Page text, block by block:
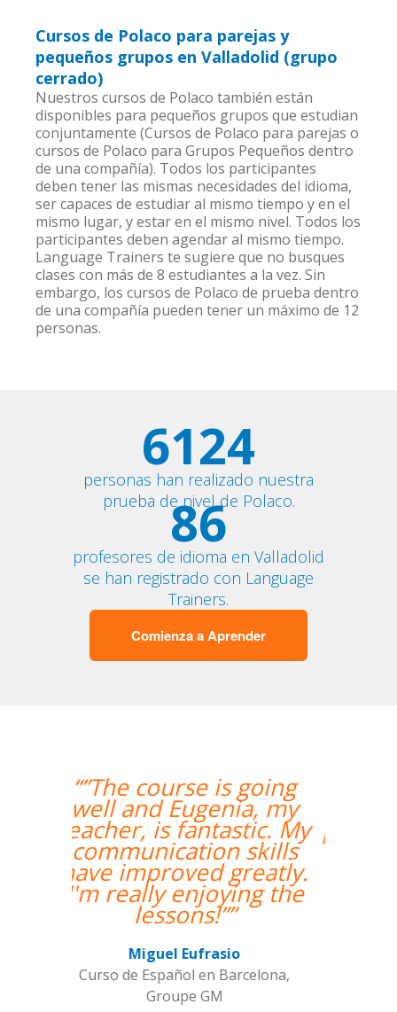
Cursos de Polaco para parejas y
pequeños grupos en Valladolid (grupo
cerrado)
Nuestros cursos de Polaco también están
disponibles para pequeños grupos que estudian
conjuntamente (Cursos de Polaco para parejas o
cursos de Polaco para Grupos Pequeños dentro
de una compañía). Todos los participantes
deben tener las mismas necesidades del idioma,
ser capaces de estudiar al mismo tiempo y en el
mismo lugar, y estar en el mismo nivel. Todos los
participantes deben agendar al mismo tiempo.
Language Trainers te sugiere que no busques
clases con más de 8 estudiantes a la vez. Sin
embargo, los cursos de Polaco de prueba dentro
de una compañía pueden tener un máximo de 12
personas.
6124
personas han realizado nuestra
prueba de nivel de Polaco.
86
profesores de idioma en Valladolid
se han registrado con Language
Trainers.
Comienza a Aprender
“”Me han encontrado
un profesor nativo y
pude disfrutar de mis
clases de Swahili.””
Alexandra Keller
Curso de Swahili en Madrid